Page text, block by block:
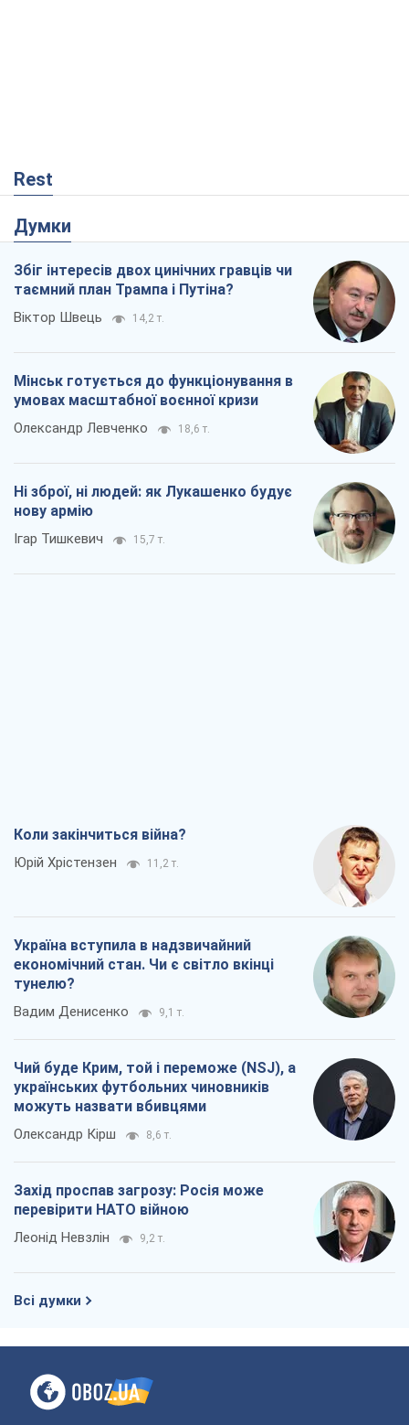
Rest
Думки
Збіг інтересів двох цинічних гравців чи
таємний план Трампа і Путіна?
Віктор Швець 14,2 т.
Мінськ готується до функціонування в
умовах масштабної воєнної кризи
Олександр Левченко 18,6 т.
Ні зброї, ні людей: як Лукашенко будує
нову армію
Ігар Тишкевич 15,7 т.
Коли закінчиться війна?
Юрій Хрістензен 11,2 т.
Україна вступила в надзвичайний
економічний стан. Чи є світло вкінці
тунелю?
Вадим Денисенко 9,1 т.
Чий буде Крим, той і переможе (NSJ), а
українських футбольних чиновників
можуть назвати вбивцями
Олександр Кірш 8,6 т.
Захід проспав загрозу: Росія може
перевірити НАТО війною
Леонід Невзлін 9,2 т.
Всі думки